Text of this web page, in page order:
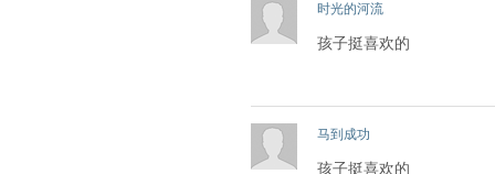
时光的河流
孩子挺喜欢的
马到成功
孩子挺喜欢的